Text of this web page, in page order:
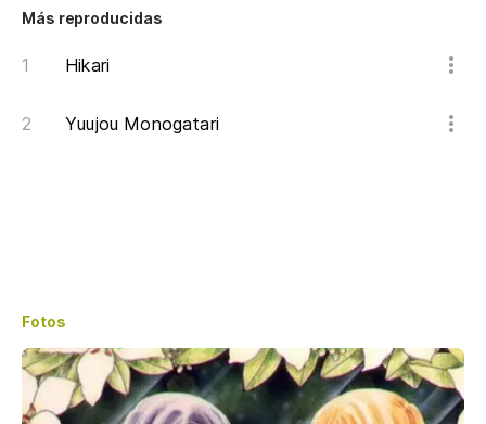
Más reproducidas
Hikari
Yuujou Monogatari
Fotos